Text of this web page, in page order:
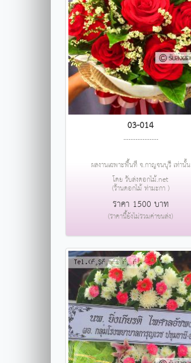
03-014
....................
ผลงานเฉพาะพื้นที่ จ.กาญจนบุรี เท่านั้น
โดย รับส่งดอกไม้.net
(ร้านดอกไม้ ท่ามะกา )
ราคา 1500 บาท
(ราคานี้ยังไม่รวมค่าขนส่ง)